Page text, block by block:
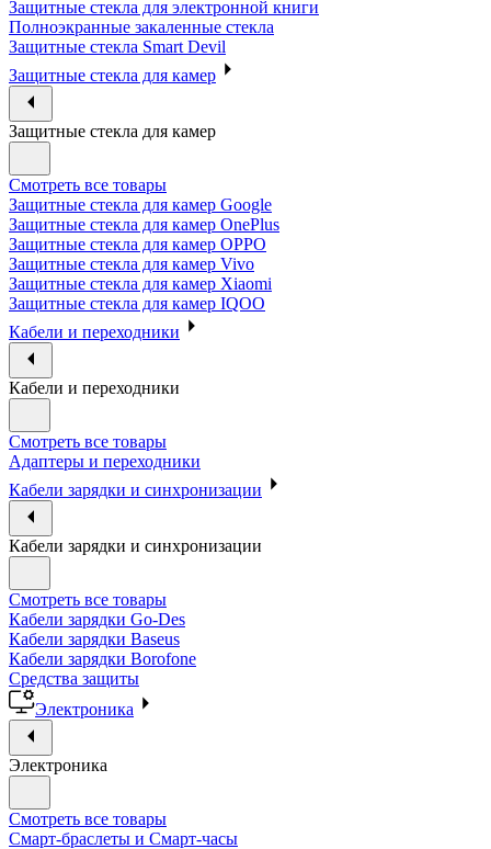
Защитные стекла для электронной книги
Полноэкранные закаленные стекла
Защитные стекла Smart Devil
Защитные стекла для камер
Защитные стекла для камер
Смотреть все товары
Защитные стекла для камер Google
Защитные стекла для камер OnePlus
Защитные стекла для камер OPPO
Защитные стекла для камер Vivo
Защитные стекла для камер Xiaomi
Защитные стекла для камер IQOO
Кабели и переходники
Кабели и переходники
Смотреть все товары
Адаптеры и переходники
Кабели зарядки и синхронизации
Кабели зарядки и синхронизации
Смотреть все товары
Кабели зарядки Go-Des
Кабели зарядки Baseus
Кабели зарядки Borofone
Средства защиты
Электроника
Электроника
Смотреть все товары
Смарт-браслеты и Смарт-часы